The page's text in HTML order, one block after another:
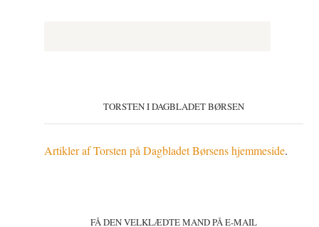
TORSTEN I DAGBLADET BØRSEN
Artikler af Torsten på Dagbladet Børsens hjemmeside.
FÅ DEN VELKLÆDTE MAND PÅ E-MAIL